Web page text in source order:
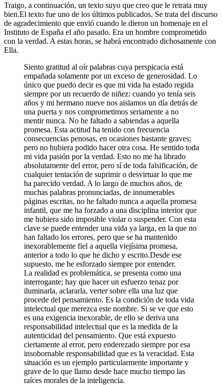
Traigo, a continuación, un texto suyo que creo que le retrata muy
bien.El texto fue uno de los últimos publicados. Se trata del discurso
de agradecimiento que envió cuando le dieron un homenaje en el
Instituto de España el año pasado. Era un hombre comprometido
con la verdad. A estas horas, se habrá encontrado dichosamente con
Ella.
Siento gratitud al oír palabras cuya perspicacia está
empañada solamente por un exceso de generosidad. Lo
único que puedo decir es que mi vida ha estado regida
siempre por un recuerdo de niñez: cuando yo tenía seis
años y mi hermano nueve nos aislamos un día detrás de
una puerta y nos comprometimos seriamente a no
mentir nunca. No he faltado a sabiendas a aquella
promesa. Esta actitud ha tenido con frecuencia
consecuencias penosas, en ocasiones bastante graves;
pero no hubiera podido hacer otra cosa. He sentido toda
mi vida pasión por la verdad. Esto no me ha librado
absolutamente del error, pero sí de toda falsificación, de
cualquier tentación de suprimir o desvirtuar lo que me
ha parecido verdad. A lo largo de muchos años, de
muchas palabras pronunciadas, de innumerables
páginas escritas, no he faltado nunca a aquella promesa
infantil, que me ha forzado a una disciplina interior que
me hubiera sido imposible violar o suspender. Con esta
clave se puede entender una vida ya larga, en la que no
han faltado los errores, pero que se ha mantenido
inexorablemente fiel a aquella viejísima promesa,
anterior a todo lo que he dicho y escrito.Desde ese
supuesto, me he esforzado siempre por entender.
La realidad es problemática, se presenta como una
interrogante; hay que hacer un esfuerzo tenaz por
iluminarla, aclararla, verter sobre ella una luz que
procede del pensamiento. Es la condición de toda vida
intelectual que merezca este nombre. Si se ve que esto
es una exigencia inexorable, de ello se deriva una
responsabilidad intelectual que es la medida de la
autenticidad del pensamiento. Que está expuesto
ciertamente al error, pero enderezado siempre por esa
insobornable responsabilidad que es la veracidad. Esta
situación es un ejemplo particularmente importante y
grave de lo que llamo desde hace mucho tiempo las
raíces morales de la inteligencia.